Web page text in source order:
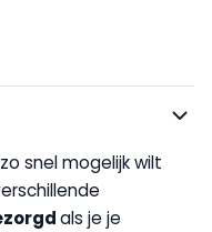
snel mogelijk wilt
als je je